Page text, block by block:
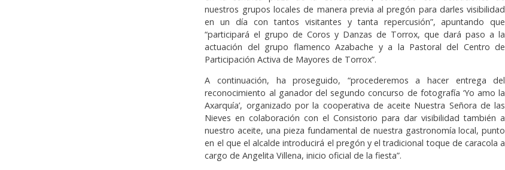
nuestros grupos locales de manera previa al pregón para darles visibilidad
en un día con tantos visitantes y tanta repercusión”, apuntando que
“participará el grupo de Coros y Danzas de Torrox, que dará paso a la
actuación del grupo flamenco Azabache y a la Pastoral del Centro de
Participación Activa de Mayores de Torrox”.
A continuación, ha proseguido, “procederemos a hacer entrega del
reconocimiento al ganador del segundo concurso de fotografía ‘Yo amo la
Axarquía’, organizado por la cooperativa de aceite Nuestra Señora de las
Nieves en colaboración con el Consistorio para dar visibilidad también a
nuestro aceite, una pieza fundamental de nuestra gastronomía local, punto
en el que el alcalde introducirá el pregón y el tradicional toque de caracola a
cargo de Angelita Villena, inicio oficial de la fiesta”.